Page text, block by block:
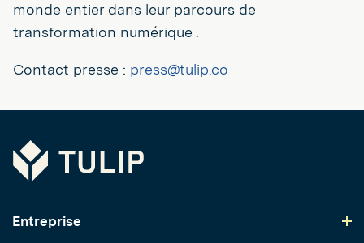
monde entier dans leur parcours de
transformation numérique .
Contact presse : press@tulip.co
Tulip
Entreprise